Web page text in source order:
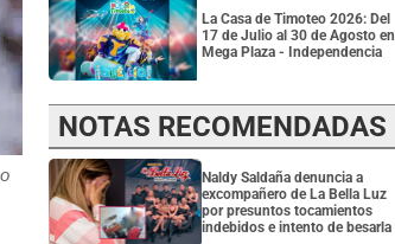
La Casa de Timoteo 2026: Del
17 de Julio al 30 de Agosto en
Mega Plaza - Independencia
NOTAS RECOMENDADAS
Naldy Saldaña denuncia a
excompañero de La Bella Luz
por presuntos tocamientos
indebidos e intento de besarla